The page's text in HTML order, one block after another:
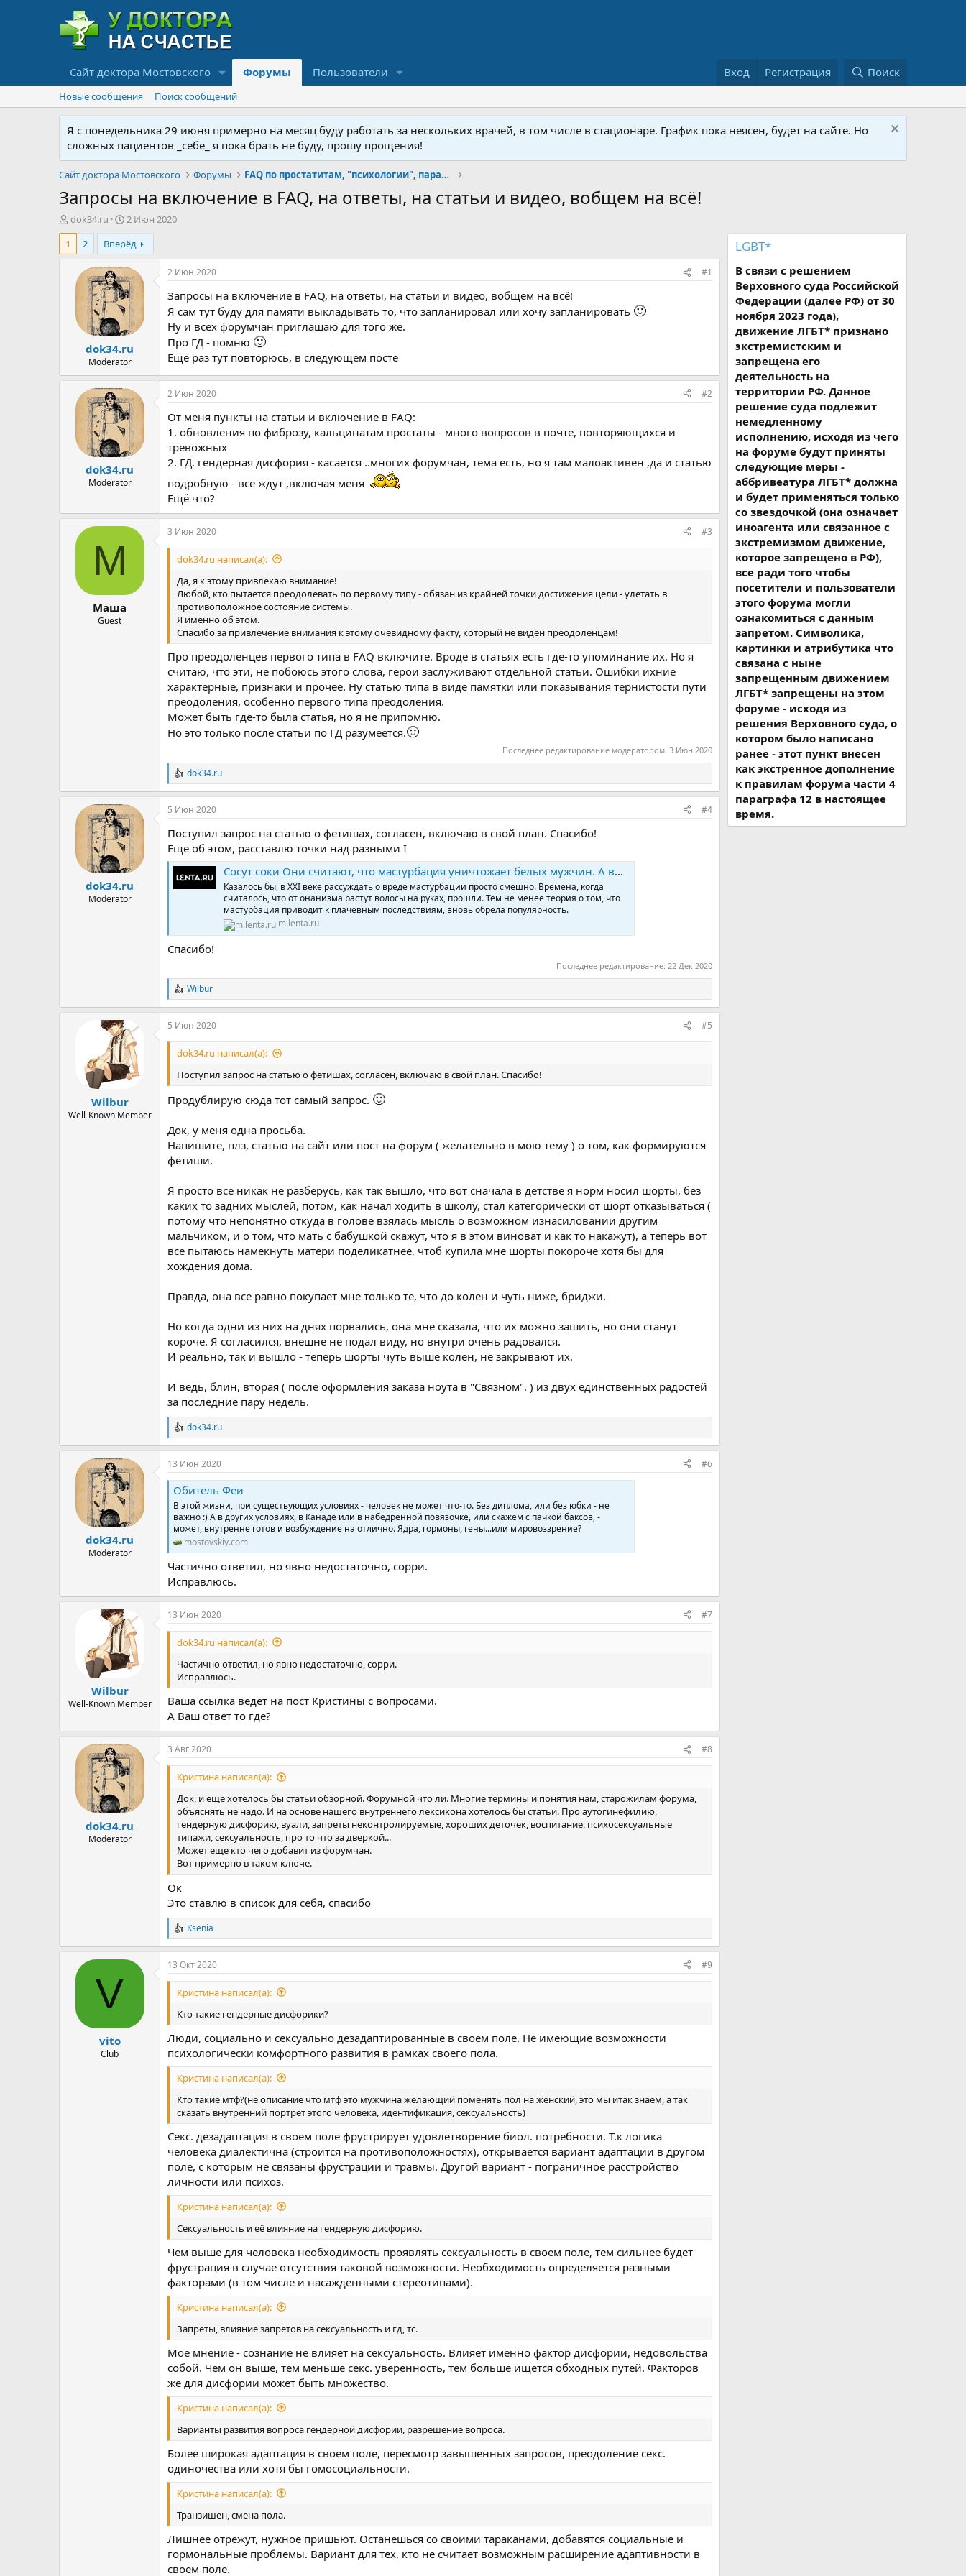
Сайт доктора Мостовского Форумы Пользователи Вход Регистрация Поиск
Новые сообщения Поиск сообщений
Я с понедельника 29 июня примерно на месяц буду работать за нескольких врачей, в том числе в стационаре. График пока неясен, будет на сайте. Но
сложных пациентов _себе_ я пока брать не буду, прошу прощения!
Сайт доктора Мостовского Форумы FAQ по простатитам, "психологии", парафилиям и пр
Запросы на включение в FAQ, на ответы, на статьи и видео, вобщем на всё!
А
в
о
ы
dok34.ru
Д
а
т
а
н
а
ч
а
л
а
2 Июн 2020
1
2 Вперёд
dok34.ru
Moderator
2 Июн 2020 #1
Запросы на включение в FAQ, на ответы, на статьи и видео, вобщем на всё!
Я сам тут буду для памяти выкладывать то, что запланировал или хочу запланировать 🙂
Ну и всех форумчан приглашаю для того же.
Про ГД - помню 🙂
Ещё раз тут повторюсь, в следующем посте
dok34.ru
Moderator
2 Июн 2020 #2
От меня пункты на статьи и включение в FAQ:
1. обновления по фиброзу, кальцинатам простаты - много вопросов в почте, повторяющихся и
тревожных
2. ГД. гендерная дисфория - касается ..многих форумчан, тема есть, но я там малоактивен ,да и статью
подробную - все ждут ,включая меня
Ещё что?
М
Маша
Guest
3 Июн 2020 #3
dok34.ru написал(а):
Да, я к этому привлекаю внимание!
Любой, кто пытается преодолевать по первому типу - обязан из крайней точки достижения цели - улетать в
противоположное состояние системы.
Я именно об этом.
Спасибо за привлечение внимания к этому очевидному факту, который не виден преодоленцам!
Про преодоленцев первого типа в FAQ включите. Вроде в статьях есть где-то упоминание их. Но я
считаю, что эти, не побоюсь этого слова, герои заслуживают отдельной статьи. Ошибки ихние
характерные, признаки и прочее. Ну статью типа в виде памятки или показывания тернистости пути
преодоления, особенно первого типа преодоления.
Может быть где-то была статья, но я не припомню.
Но это только после статьи по ГД разумеется.🙂
Последнее редактирование модератором: 3 Июн 2020
Р
е
а
к
и
и
dok34.ru
dok34.ru
Moderator
5 Июн 2020 #4
Поступил запрос на статью о фетишах, согласен, включаю в свой план. Спасибо!
Ещё об этом, расставлю точки над разными I
Сосут соки Они считают, что мастурбация уничтожает белых мужчин. А виноваты во всем евреи
Казалось бы, в XXI веке рассуждать о вреде мастурбации просто смешно. Времена, когда
считалось, что от онанизма растут волосы на руках, прошли. Тем не менее теория о том, что
мастурбация приводит к плачевным последствиям, вновь обрела популярность.
m.lenta.ru
Спасибо!
Последнее редактирование: 22 Дек 2020
Р
е
а
к
ц
и
Wilbur
Wilbur
Well-Known Member
5 Июн 2020 #5
dok34.ru написал(а):
Поступил запрос на статью о фетишах, согласен, включаю в свой план. Спасибо!
Продублирую сюда тот самый запрос. 🙂
Док, у меня одна просьба.
Напишите, плз, статью на сайт или пост на форум ( желательно в мою тему ) о том, как формируются
фетиши.
Я просто все никак не разберусь, как так вышло, что вот сначала в детстве я норм носил шорты, без
каких то задних мыслей, потом, как начал ходить в школу, стал категорически от шорт отказываться (
потому что непонятно откуда в голове взялась мысль о возможном изнасиловании другим
мальчиком, и о том, что мать с бабушкой скажут, что я в этом виноват и как то накажут), а теперь вот
все пытаюсь намекнуть матери поделикатнее, чтоб купила мне шорты покороче хотя бы для
хождения дома.
Правда, она все равно покупает мне только те, что до колен и чуть ниже, бриджи.
Но когда одни из них на днях порвались, она мне сказала, что их можно зашить, но они станут
короче. Я согласился, внешне не подал виду, но внутри очень радовался.
И реально, так и вышло - теперь шорты чуть выше колен, не закрывают их.
И ведь, блин, вторая ( после оформления заказа ноута в "Связном". ) из двух единственных радостей
за последние пару недель.
Р
е
а
к
ц
и
и
:
dok34.ru
dok34.ru
Moderator
13 Июн 2020 #6
Обитель Феи
В этой жизни, при существующих условиях - человек не может что-то. Без диплома, или без юбки - не
важно :) А в других условиях, в Канаде или в набедренной повязочке, или скажем с пачкой баксов, -
может, внутренне готов и возбуждение на отлично. Ядра, гормоны, гены...или мировоззрение?
mostovskiy.com
Частично ответил, но явно недостаточно, сорри.
Исправлюсь.
Wilbur
Well-Known Member
13 Июн 2020 #7
dok34.ru написал(а):
Частично ответил, но явно недостаточно, сорри.
Исправлюсь.
Ваша ссылка ведет на пост Кристины с вопросами.
А Ваш ответ то где?
dok34.ru
Moderator
3 Авг 2020 #8
Кристина написал(а):
Док, и еще хотелось бы статьи обзорной. Форумной что ли. Многие термины и понятия нам, старожилам форума,
объяснять не надо. И на основе нашего внутреннего лексикона хотелось бы статьи. Про аутогинефилию,
гендерную дисфорию, вуали, запреты неконтролируемые, хороших деточек, воспитание, психосексуальные
типажи, сексуальность, про то что за дверкой...
Может еще кто чего добавит из форумчан.
Вот примерно в таком ключе.
Ок
Это ставлю в список для себя, спасибо
Р
е
а
к
ц
и
Ksenia
V
vito
Club
13 Окт 2020 #9
Кристина написал(а):
Кто такие гендерные дисфорики?
Люди, социально и сексуально дезадаптированные в своем поле. Не имеющие возможности
психологически комфортного развития в рамках своего пола.
Кристина написал(а):
Кто такие мтф?(не описание что мтф это мужчина желающий поменять пол на женский, это мы итак знаем, а так
сказать внутренний портрет этого человека, идентификация, сексуальность)
Секс. дезадаптация в своем поле фрустрирует удовлетворение биол. потребности. Т.к логика
человека диалектична (строится на противоположностях), открывается вариант адаптации в другом
поле, с которым не связаны фрустрации и травмы. Другой вариант - пограничное расстройство
личности или психоз.
Кристина написал(а):
Сексуальность и её влияние на гендерную дисфорию.
Чем выше для человека необходимость проявлять сексуальность в своем поле, тем сильнее будет
фрустрация в случае отсутствия таковой возможности. Необходимость определяется разными
факторами (в том числе и насажденными стереотипами).
Кристина написал(а):
Запреты, влияние запретов на сексуальность и гд, тс.
Мое мнение - сознание не влияет на сексуальность. Влияет именно фактор дисфории, недовольства
собой. Чем он выше, тем меньше секс. уверенность, тем больше ищется обходных путей. Факторов
же для дисфории может быть множество.
Кристина написал(а):
Варианты развития вопроса гендерной дисфории, разрешение вопроса.
Более широкая адаптация в своем поле, пересмотр завышенных запросов, преодоление секс.
одиночества или хотя бы гомосоциальности.
Кристина написал(а):
Транзишен, смена пола.
Лишнее отрежут, нужное пришьют. Останешься со своими тараканами, добавятся социальные и
гормональные проблемы. Вариант для тех, кто не считает возможным расширение адаптивности в
своем поле.
LGBT*
В связи с решением
Верховного суда Российской
Федерации (далее РФ) от 30
ноября 2023 года),
движение ЛГБТ* признано
экстремистским и
запрещена его
деятельность на
территории РФ. Данное
решение суда подлежит
немедленному
исполнению, исходя из чего
на форуме будут приняты
следующие меры -
аббривеатура ЛГБТ* должна
и будет применяться только
со звездочкой (она означает
иноагента или связанное с
экстремизмом движение,
которое запрещено в РФ),
все ради того чтобы
посетители и пользователи
этого форума могли
ознакомиться с данным
запретом. Символика,
картинки и атрибутика что
связана с ныне
запрещенным движением
ЛГБТ* запрещены на этом
форуме - исходя из
решения Верховного суда, о
котором было написано
ранее - этот пункт внесен
как экстренное дополнение
к правилам форума части 4
параграфа 12 в настоящее
время.